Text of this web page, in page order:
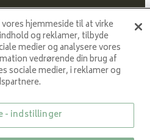
- a global organisation
and better utilization of
energy.
© Med enerett VARDE 2024
hjemmeside til at virke
og reklamer, tilbyde
medier og analysere vores
vedrørende din brug af
sociale medier, i reklamer og
- indstillinger